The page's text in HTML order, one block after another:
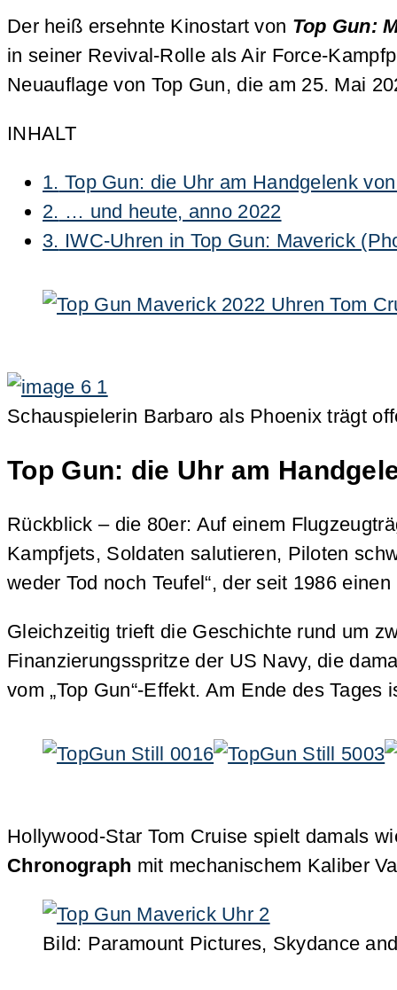
Der heiß ersehnte Kinostart von Top Gun:
in seiner Revival-Rolle als Air Force-
Neuauflage von Top Gun, die am 25. Mai
INHALT
1. Top Gun: die Uhr am Handgelenk
2. … und heute, anno 2022
3. IWC-Uhren in Top Gun: Maverick
Schauspielerin Barbaro als Phoenix trägt
Top Gun: die Uhr am
Rückblick – die 80er: Auf einem
Kampfjets, Soldaten salutieren, Piloten
weder Tod noch Teufel“, der seit 1986
Gleichzeitig trieft die Geschichte rund um
Finanzierungsspritze der US Navy, die
vom „Top Gun“-Effekt. Am Ende des
Hollywood-Star Tom Cruise spielt damals
Chronograph mit mechanischem Kaliber
Bild: Paramount Pictures, Skydance